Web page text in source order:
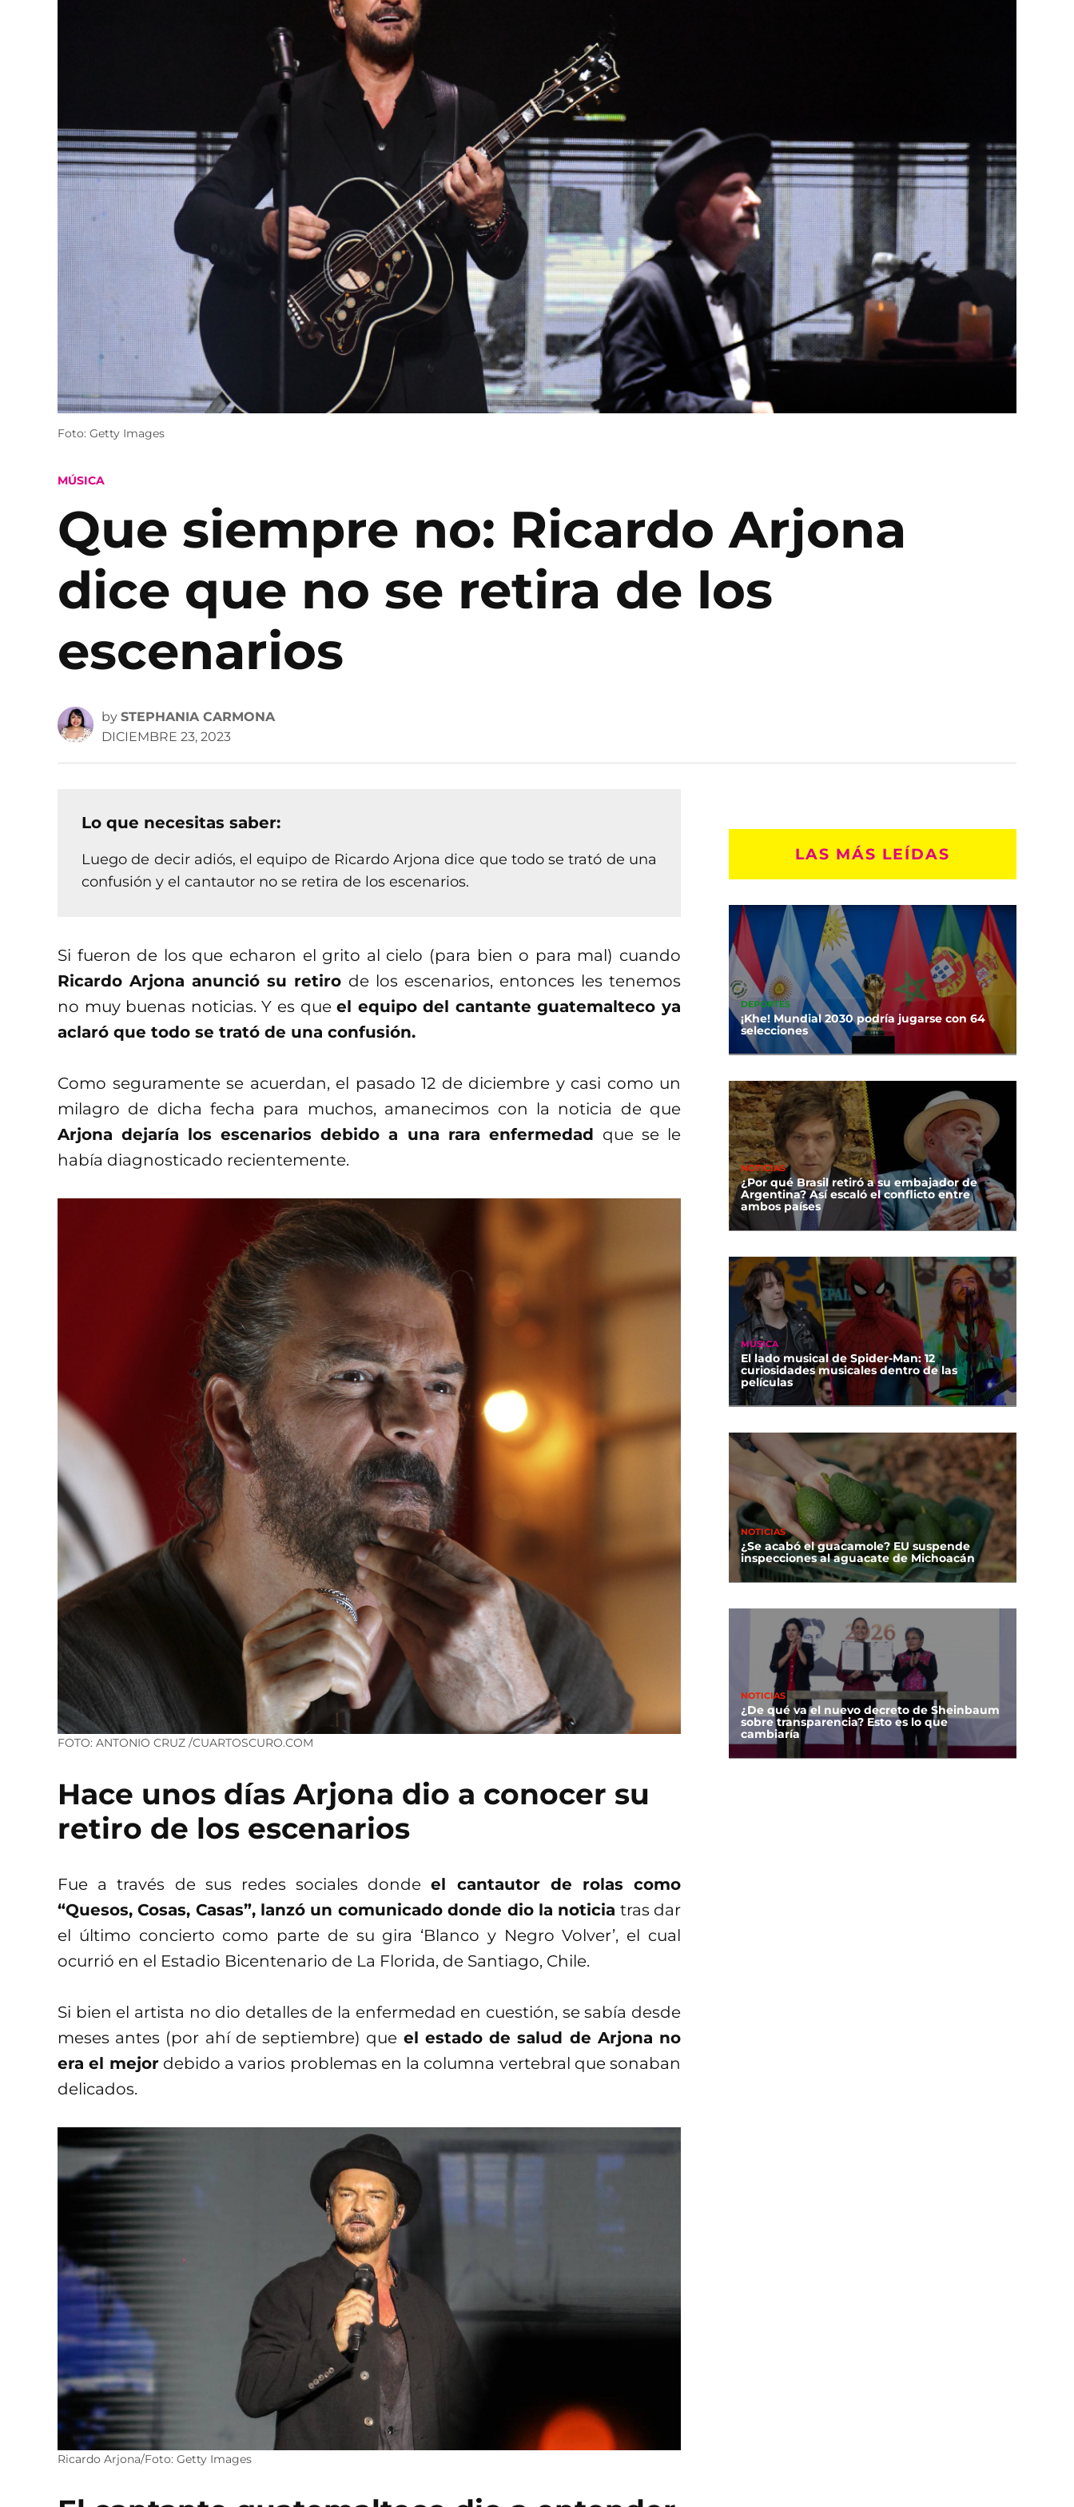
Foto: Getty Images
POSTED
MÚSICA
Que siempre no: Ricardo Arjona
dice que no se retira de los
escenarios
by STEPHANIA CARMONA
DICIEMBRE 23, 2023
Lo que necesitas saber:
Luego de decir adiós, el equipo de Ricardo Arjona dice que todo se trató de una
confusión y el cantautor no se retira de los escenarios.
Si fueron de los que echaron el grito al cielo (para bien o para mal) cuando
Ricardo Arjona anunció su retiro de los escenarios, entonces les tenemos
no muy buenas noticias. Y es queel equipo del cantante guatemalteco ya
aclaró que todo se trató de una confusión.
Como seguramente se acuerdan, el pasado 12 de diciembre y casi como un
milagro de dicha fecha para muchos, amanecimos con la noticia de que
Arjona dejaría los escenarios debido a una rara enfermedad que se le
había diagnosticado recientemente.
FOTO: ANTONIO CRUZ /CUARTOSCURO.COM
Hace unos días Arjona dio a conocer su
retiro de los escenarios
Fue a través de sus redes sociales dondeel cantautor de rolas como
“Quesos, Cosas, Casas”, lanzó un comunicado donde dio la noticia tras dar
el último concierto como parte de su gira ‘Blanco y Negro Volver’, el cual
ocurrió en el Estadio Bicentenario de La Florida, de Santiago, Chile.
Si bien el artista no dio detalles de la enfermedad en cuestión, se sabía desde
meses antes (por ahí de septiembre) que el estado de salud de Arjona no
era el mejordebido a varios problemas en la columna vertebral que sonaban
delicados.
Ricardo Arjona/Foto: Getty Images
LAS MÁS LEÍDAS
DEPORTES
¡Khe! Mundial 2030 podría jugarse con 64
selecciones
NOTICIAS
¿Por qué Brasil retiró a su embajador de
Argentina? Así escaló el conflicto entre
ambos países
MÚSICA
El lado musical de Spider-Man: 12
curiosidades musicales dentro de las
películas
NOTICIAS
¿Se acabó el guacamole? EU suspende
inspecciones al aguacate de Michoacán
NOTICIAS
¿De qué va el nuevo decreto de Sheinbaum
sobre transparencia? Esto es lo que
cambiaría